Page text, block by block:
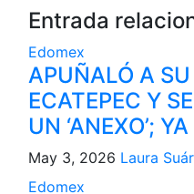
Entrada
Edomex
APUÑALÓ A SU
ECATEPEC Y
UN ‘ANEXO’;
May 3, 2026 Laura
Edomex